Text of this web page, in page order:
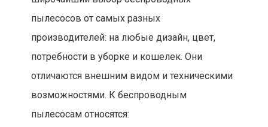
пылесосов от самых разных
производителей: на любые дизайн, цвет,
потребности в уборке и кошелек. Они
отличаются внешним видом и техническими
возможностями. К беспроводным
пылесосам относятся: